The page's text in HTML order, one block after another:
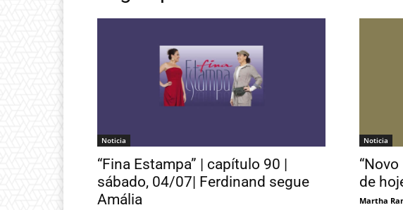
Noticia
“Fina Estampa” | capítulo 90 |
sábado, 04/07| Ferdinand segue
Amália
Noticia
de
Martha